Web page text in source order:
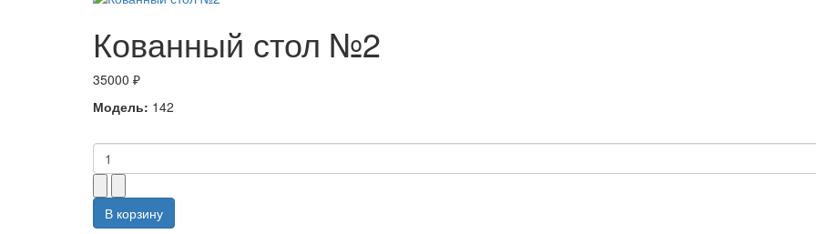
Кованный стол №2
35000 ₽
Модель: 142
В корзину